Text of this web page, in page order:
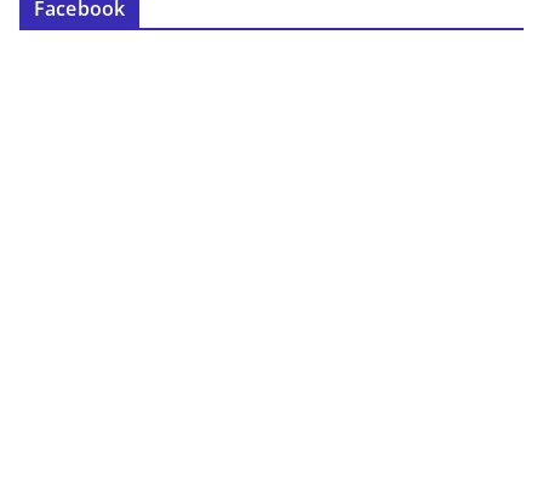
Facebook